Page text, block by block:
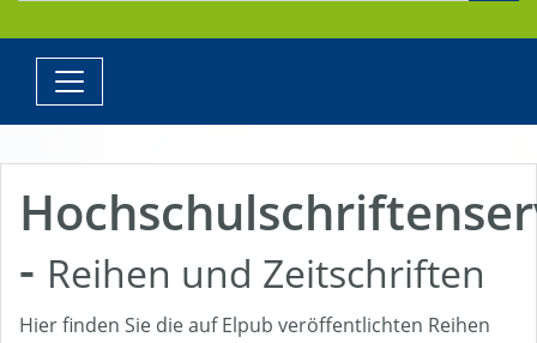
- Reihen und Zeitschriften
Hier finden Sie die auf Elpub veröffentlichten Reihen